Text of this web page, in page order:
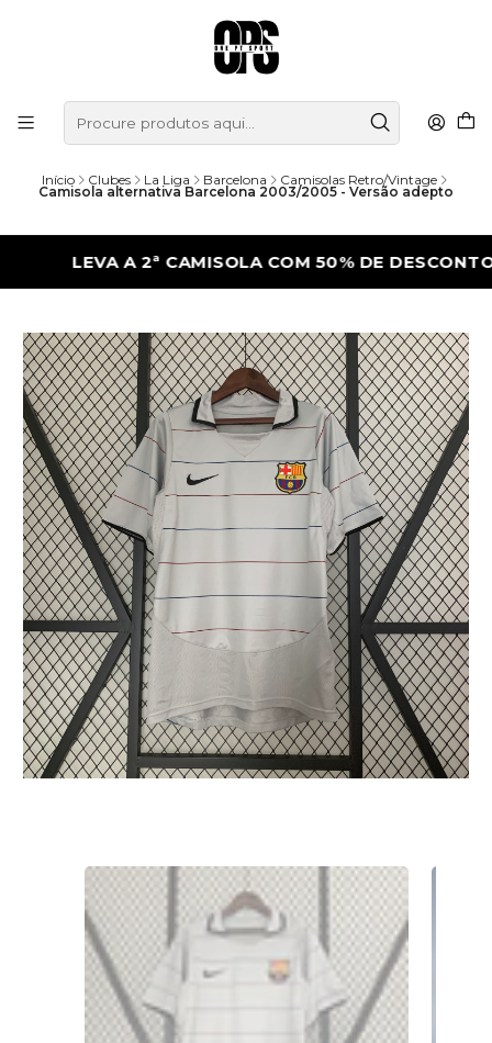
Início Clubes La Liga Barcelona Camisolas Retro/Vintage
Camisola alternativa Barcelona 2003/2005 - Versão adepto
LEVA A 2ª CAMISOLA COM 50% DE DESCONTO